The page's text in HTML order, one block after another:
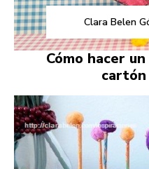
Clara Belen
Cómo hacer